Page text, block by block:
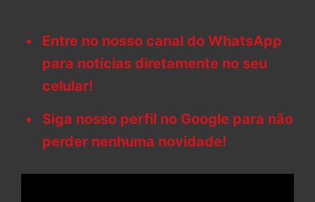
Entre no nosso canal do WhatsApp
para notícias diretamente no seu
celular!
Siga nosso perfil no Google para não
perder nenhuma novidade!